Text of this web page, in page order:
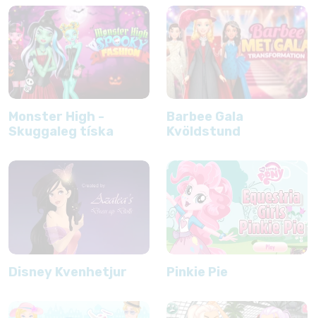
Monster High -
Skuggaleg tíska
Barbee Gala
Kvöldstund
Disney Kvenhetjur Pinkie Pie